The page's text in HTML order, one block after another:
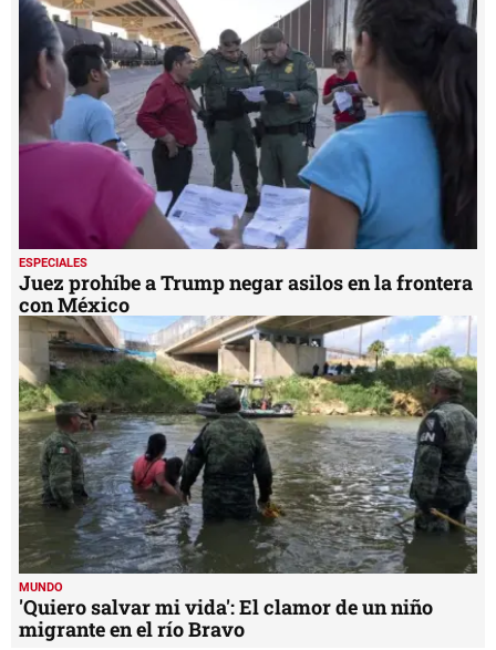
ESPECIALES
Juez prohíbe a Trump negar asilos en la frontera
con México
MUNDO
'Quiero salvar mi vida': El clamor de un niño
migrante en el río Bravo